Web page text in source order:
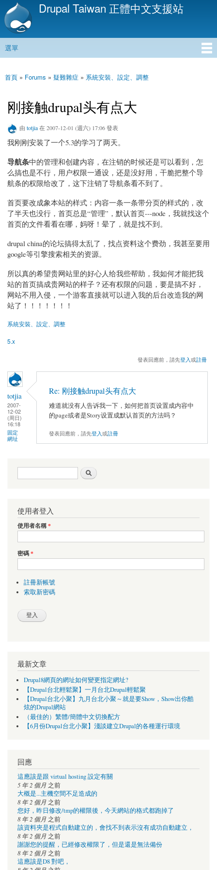
移
內
Drupal Taiwan 正體中文支援站
主選單
選單
您在這裡
首頁 » Forums » 疑難雜症 » 系統安裝、設定、調整
刚接触drupal头有点大
由 totjia在 2007-12-01 (週六) 17:06 發表
我刚刚安装了一个5.3的学习了两天。
导航条中的管理和创建内容，在注销的时候还是可以看到，怎
么搞也是不行，用户权限一通设，还是没好用，干脆把整个导
航条的权限给改了，这下注销了导航条看不到了。
首页要改成象本站的样式：内容一条一条带分页的样式的，改
了半天也没行，首页总是“管理”，默认首页---node，我就找这个
首页的文件看看在哪，妈呀！晕了，就是找不到。
drupal china的论坛搞得太乱了，找点资料这个费劲，我甚至要用
google等引擎搜索相关的资源。
所以真的希望贵网站里的好心人给我些帮助，我如何才能把我
站的首页搞成贵网站的样子？还有权限的问题，要是搞不好，
网站不用入侵，一个游客直接就可以进入我的后台改造我的网
站了！！！！！！！
系統安裝、設定、調整
5.x
發表回應前，請先登入或註冊
totjia
2007-
12-02
(周日)
16:18
固定
網址
Re: 刚接触drupal头有点大
难道就没有人告诉我一下，如何把首页设置成内容中
的page或者是Story设置成默认首页的方法吗？
發表回應前，請先登入或註冊
搜尋表單
使用者登入
使用者名稱*
密碼*
註冊新帳號
索取新密碼
最新文章
Drupal8網頁的網址如何變更指定網址?
【Drupal台北輕鬆聚】一月台北Drupal輕鬆聚
【Drupal台北小聚】九月台北小聚～就是要Show，Show出你酷
炫的Drupal網站
（最佳的）繁體/簡體中文切換配方
【6月份Drupal台北小聚】淺談建立Drupal的各種運行環境
回應
這應該是跟 virtual hosting 設定有關
5 年 2 個月 之前
大概是...主機空間不足造成的
8 年 2 個月 之前
您好，昨日修改/tmp的權限後，今天網站的格式都跑掉了
8 年 2 個月 之前
該資料夾是程式自動建立的，會找不到表示沒有成功自動建立，
8 年 2 個月 之前
謝謝您的提醒，已經修改權限了，但是還是無法備份
8 年 2 個月 之前
這應該是D8 對吧，